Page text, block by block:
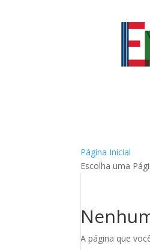
Página Inicial
Escolha uma
A página que